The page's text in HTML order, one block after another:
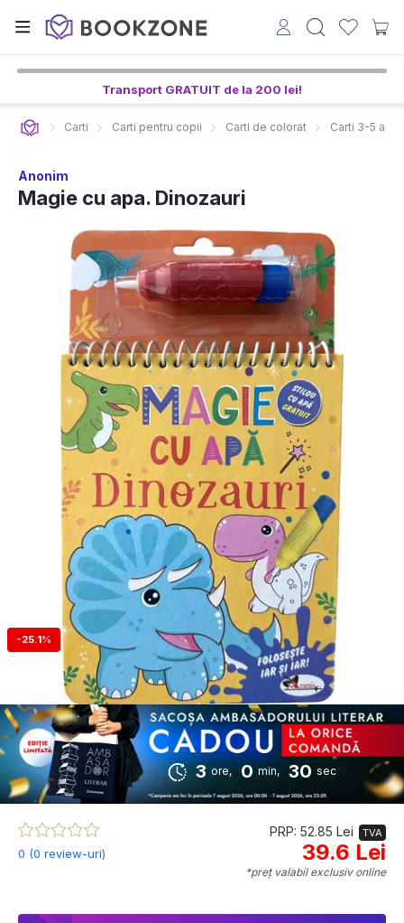
Transport GRATUIT de la 200 lei!
3 ore, 0 min, 29 sec
Carti Carti pentru copii Carti de colorat Carti 3-5 ani
Anonim
Magie cu apa. Dinozauri
-25.1%
3 ore, 0 min, 29 sec
0 (0 review-uri)
PRP: 52.85 Lei TVA
39.6 Lei
*preț valabil exclusiv online